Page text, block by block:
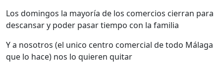
Los domingos la mayoría de los comercios cierran para
descansar y poder pasar tiempo con la familia
Y a nosotros (el unico centro comercial de todo Málaga
que lo hace) nos lo quieren quitar